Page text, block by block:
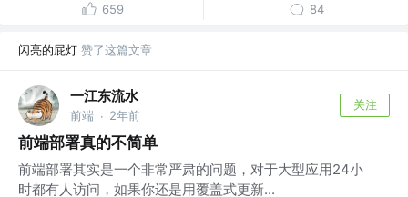
659 84
闪亮的屁灯 赞了这篇文章
一江东流水
前端 · 2年前
关注
前端部署真的不简单
前端部署其实是一个非常严肃的问题，对于大型应用24小
时都有人访问，如果你还是用覆盖式更新...